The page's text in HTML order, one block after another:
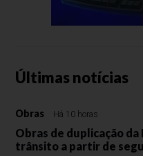
Últimas notícias
Obras Há 10 horas
Obras de duplicação da
trânsito a partir de